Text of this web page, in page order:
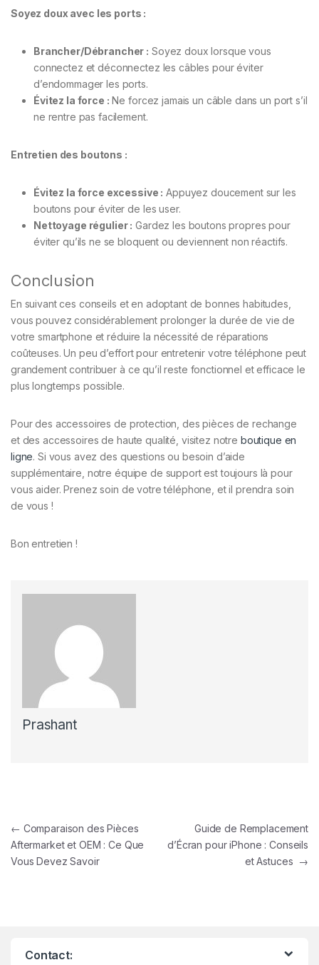
Soyez doux avec les ports :
Brancher/Débrancher : Soyez doux lorsque vous
connectez et déconnectez les câbles pour éviter
d’endommager les ports.
Évitez la force : Ne forcez jamais un câble dans un port s’il
ne rentre pas facilement.
Entretien des boutons :
Évitez la force excessive : Appuyez doucement sur les
boutons pour éviter de les user.
Nettoyage régulier : Gardez les boutons propres pour
éviter qu’ils ne se bloquent ou deviennent non réactifs.
Conclusion
En suivant ces conseils et en adoptant de bonnes habitudes,
vous pouvez considérablement prolonger la durée de vie de
votre smartphone et réduire la nécessité de réparations
coûteuses. Un peu d’effort pour entretenir votre téléphone peut
grandement contribuer à ce qu’il reste fonctionnel et efficace le
plus longtemps possible.
Pour des accessoires de protection, des pièces de rechange
et des accessoires de haute qualité, visitez notre boutique en
ligne. Si vous avez des questions ou besoin d’aide
supplémentaire, notre équipe de support est toujours là pour
vous aider. Prenez soin de votre téléphone, et il prendra soin
de vous !
Bon entretien !
Prashant
Navigation de l’article
← Comparaison des Pièces
Aftermarket et OEM : Ce Que
Vous Devez Savoir
Guide de Remplacement
d’Écran pour iPhone : Conseils
et Astuces →
Contact: